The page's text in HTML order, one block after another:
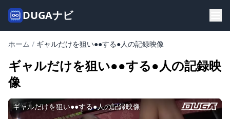
DUGAナビ
ホーム / ギャルだけを狙い●●する●人の記録映像
ギャルだけを狙い●●する●人の記録映
像